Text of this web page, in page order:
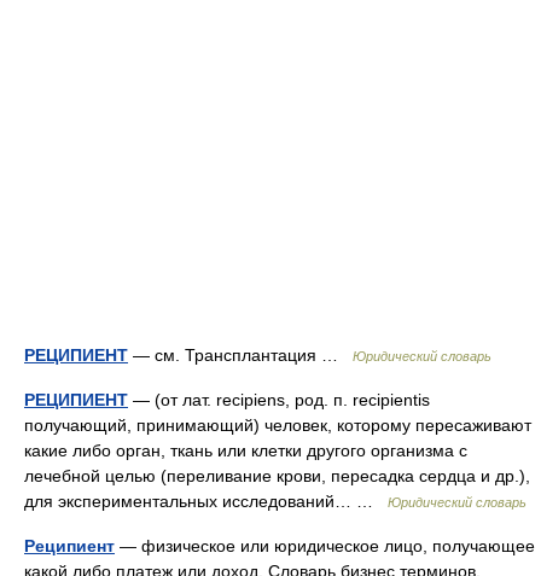
РЕЦИПИЕНТ — см. Трансплантация … Юридический словарь
РЕЦИПИЕНТ — (от лат. recipiens, род. п. recipientis
получающий, принимающий) человек, которому пересаживают
какие либо орган, ткань или клетки другого организма с
лечебной целью (переливание крови, пересадка сердца и др.),
для экспериментальных исследований… …
Юридический словарь
Реципиент — физическое или юридическое лицо, получающее
какой либо платеж или доход. Словарь бизнес терминов.